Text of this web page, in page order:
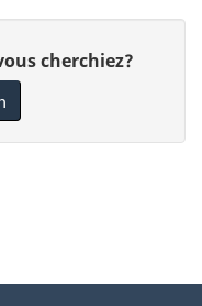
cherchiez?